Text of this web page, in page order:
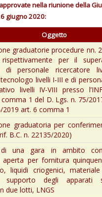
nella riunione della
giugno 2020:
Oggetto
graduatorie procedure nn.
per il
di personale ricercatore
livelli I-III e di
livelli IV-VIII presso
comma 1 del D. Lgs. n. 75/
2019 art. 6 comma 1
graduatoria per
B.C. n. 22135/2020)
di una gara in ambito
aperta per fornitura
liquidi criogenici,
degli apparati
due lotti, LNGS